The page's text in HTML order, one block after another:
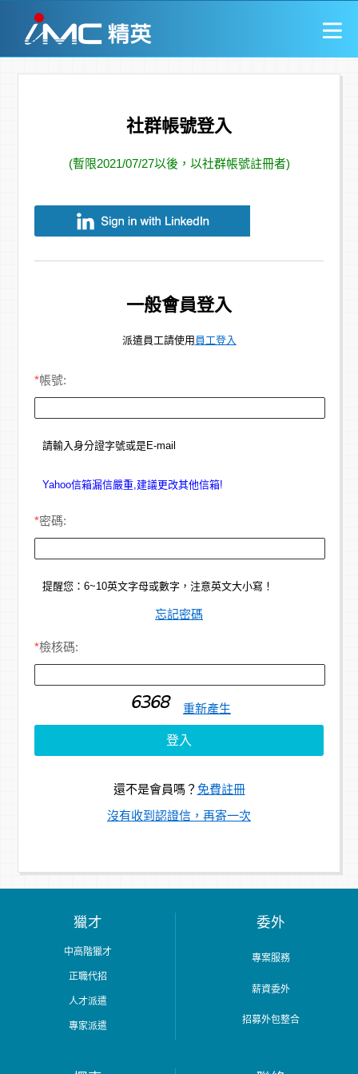
社群帳號登入
(暫限2021/07/27以後，以社群帳號註冊者)
一般會員登入
派遣員工請使用 員工登入
*帳號:
請輸入身分證字號或是E-mail
Yahoo信箱漏信嚴重,建議更改其他信箱!
*密碼:
提醒您：6~10英文字母或數字，注意英文大小寫！
忘記密碼
*檢核碼:
重新產生
還不是會員嗎？ 免費註冊
沒有收到認證信，再寄一次
獵才
中高階獵才
正職代招
人才派遣
專家派遣
委外
專案服務
薪資委外
招募外包整合